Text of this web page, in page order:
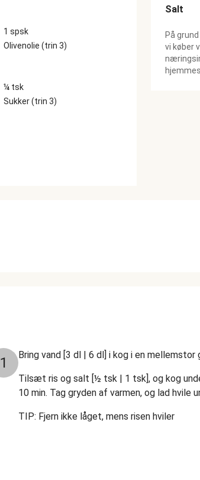
1 spsk
Olivenolie (trin 3)
¼ tsk
Sukker (trin 3)
Salt
På
vi køber
1 Bring vand [3 dl | 6 dl] i kog i en mellemstor
Tilsæt ris og salt [½ tsk | 1 tsk], og kog
10 min. Tag gryden af varmen, og lad hvile
TIP: Fjern ikke låget, mens risen hviler